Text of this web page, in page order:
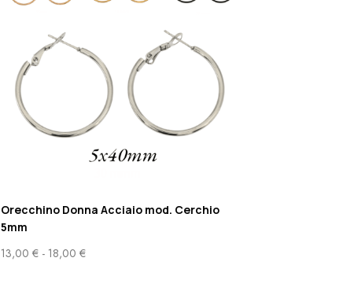
Orecchino Donna Acciaio mod. Cerchio
5mm
13,00 € - 18,00 €